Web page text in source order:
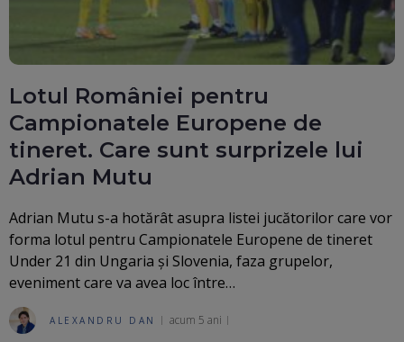
Lotul României pentru
Campionatele Europene de
tineret. Care sunt surprizele lui
Adrian Mutu
Adrian Mutu s-a hotărât asupra listei jucătorilor care vor
forma lotul pentru Campionatele Europene de tineret
Under 21 din Ungaria și Slovenia, faza grupelor,
eveniment care va avea loc între…
ALEXANDRU DAN acum 5 ani